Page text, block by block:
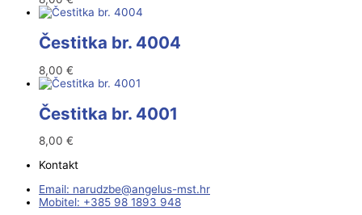
Čestitka br. 4004
8,00 €
Čestitka br. 4001
8,00 €
Kontakt
Email:
rh.tsm-sulegna
@ebzduran
Mobitel: +385 98 1893 948